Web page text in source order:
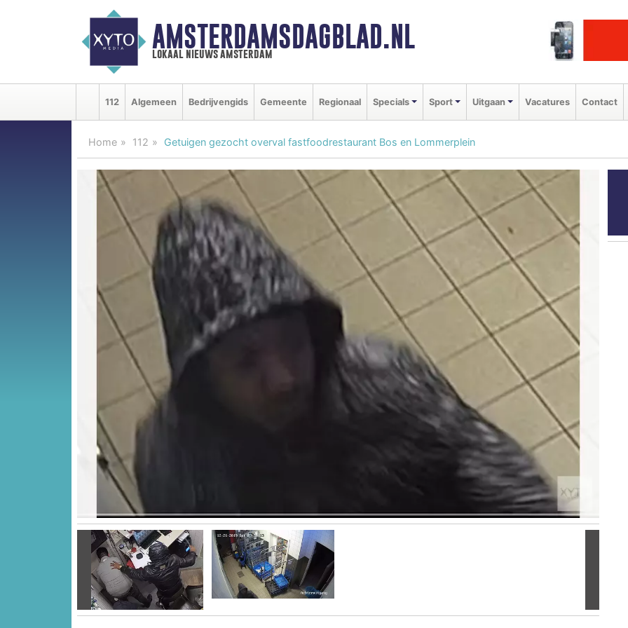
AMSTERDAMSDAGBLAD.NL
lokaal nieuws amsterdam
112 Algemeen Bedrijvengids Gemeente Regionaal Specials Sport Uitgaan Vacatures Contact
Home 112 Getuigen gezocht overval fastfoodrestaurant Bos en Lommerplein
Vorige